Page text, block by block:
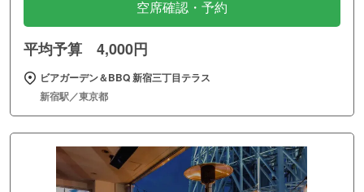
空席確認・予約
平均予算 4,000円
ビアガーデン＆BBQ 新宿三丁目テラス
新宿駅／東京都